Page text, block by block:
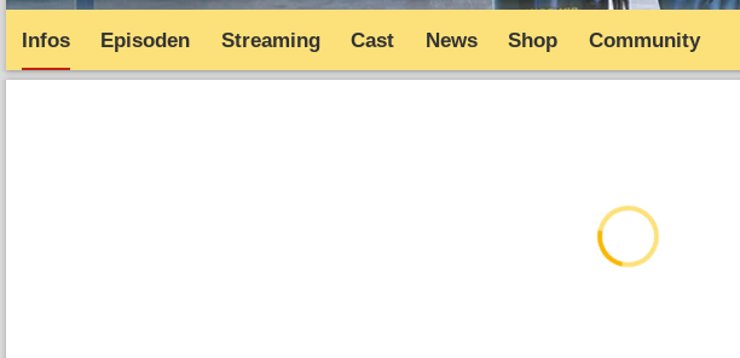
Infos Episoden Streaming Cast News Shop Community